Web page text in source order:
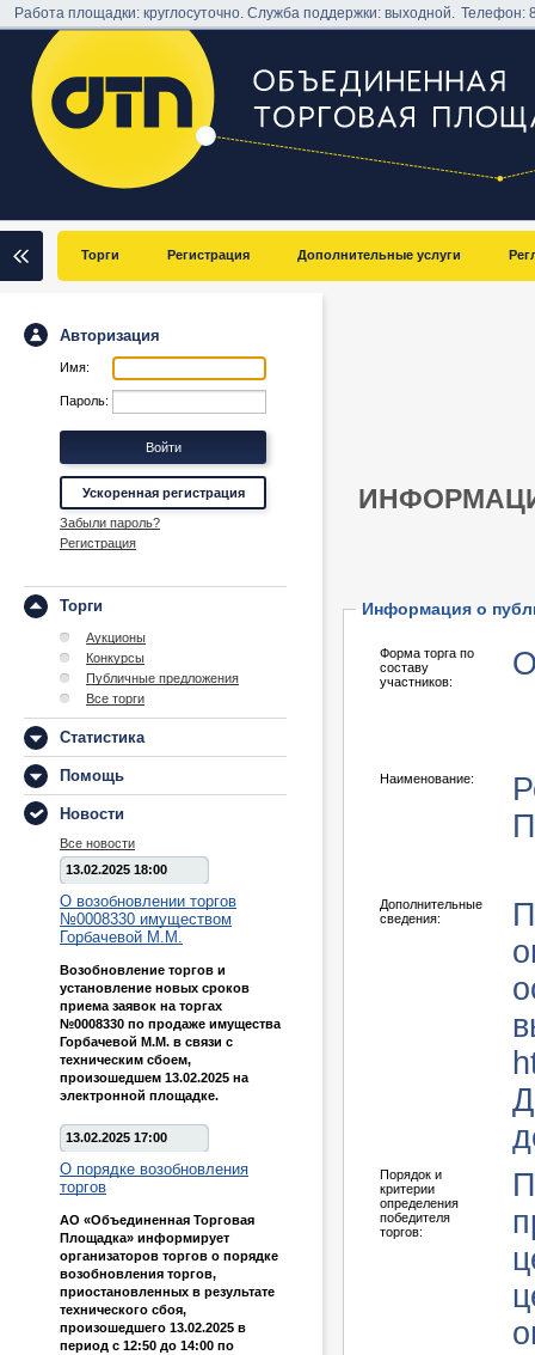
Работа площадки: круглосуточно. Служба поддержки: выходной.Телефон:
Торги Регистрация Дополнительные услуги
Авторизация
Имя:
Пароль:
Ускоренная регистрация
Забыли пароль?
Регистрация
Торги
Аукционы
Конкурсы
Публичные предложения
Все торги
Статистика
Помощь
Новости
Все новости
13.02.2025 18:00
О возобновлении торгов
№0008330 имуществом
Горбачевой М.М.
Возобновление торгов и
установление новых сроков
приема заявок на торгах
№0008330 по продаже имущества
Горбачевой М.М. в связи с
техническим сбоем,
произошедшем 13.02.2025 на
электронной площадке.
13.02.2025 17:00
О порядке возобновления
торгов
АО «Объединенная Торговая
Площадка» информирует
организаторов торгов о порядке
возобновления торгов,
приостановленных в результате
технического сбоя,
произошедшего 13.02.2025 в
период с 12:50 до 14:00 по
Информация о
Форма торга по
составу
участников:
Наименование:
Дополнительные
сведения:
Порядок и
критерии
определения
победителя
торгов: